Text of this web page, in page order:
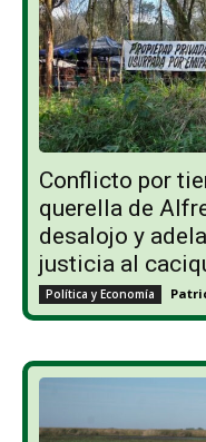
Conflicto por
querella de
desalojo y
justicia al
Política y Economía